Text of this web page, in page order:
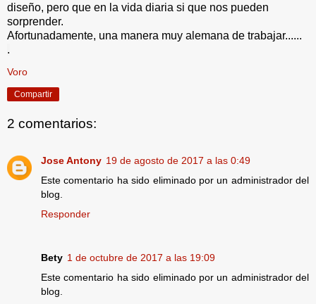
diseño, pero que en la vida diaria si que nos pueden
sorprender.
Afortunadamente, una manera muy alemana de trabajar......
.
Voro
Compartir
2 comentarios:
Jose Antony 19 de agosto de 2017 a las 0:49
Este comentario ha sido eliminado por un administrador del
blog.
Responder
Bety 1 de octubre de 2017 a las 19:09
Este comentario ha sido eliminado por un administrador del
blog.